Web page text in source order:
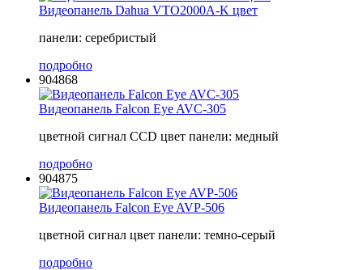
Видеопанель Dahua VTO2000A-K цвет
панели: серебристый
подробно
904868
Видеопанель Falcon Eye AVC-305
цветной сигнал CCD цвет панели: медный
подробно
904875
Видеопанель Falcon Eye AVP-506
цветной сигнал цвет панели: темно-серый
подробно